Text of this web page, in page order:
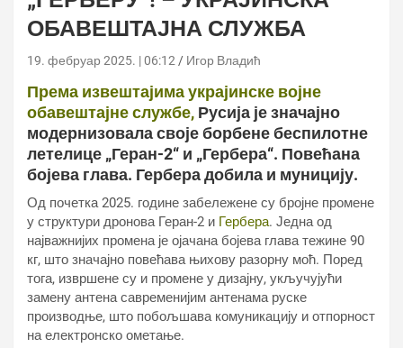
ОБАВЕШТАЈНА СЛУЖБА
19. фебруар 2025. | 06:12 Игор Владић
Према извештајима украјинске војне
обавештајне службе, Русија је значајно
модернизовала своје борбене беспилотне
летелице „Геран-2“ и „Гербера“. Повећана
бојева глава. Гербера добила и муницију.
Од почетка 2025. године забележене су бројне промене
у структури дронова Геран-2 и Гербера. Једна од
најважнијих промена је ојачана бојева глава тежине 90
кг, што значајно повећава њихову разорну моћ. Поред
тога, извршене су и промене у дизајну, укључујући
замену антена савременијим антенама руске
производње, што побољшава комуникацију и отпорност
на електронско ометање.